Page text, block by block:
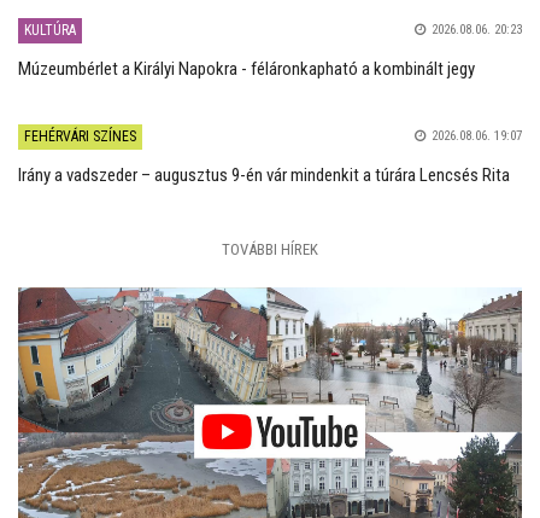
KULTÚRA 2026.08.06. 20:23
Múzeumbérlet a Királyi Napokra - féláronkapható a kombinált jegy
FEHÉRVÁRI SZÍNES 2026.08.06. 19:07
Irány a vadszeder – augusztus 9-én vár mindenkit a túrára Lencsés Rita
TOVÁBBI HÍREK